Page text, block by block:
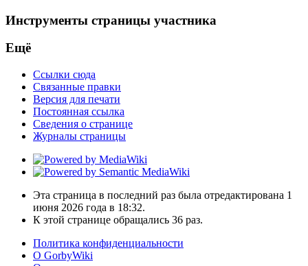
Инструменты страницы участника
Ещё
Ссылки сюда
Связанные правки
Версия для печати
Постоянная ссылка
Сведения о странице
Журналы страницы
Эта страница в последний раз была отредактирована 1
июня 2026 года в 18:32.
К этой странице обращались 36 раз.
Политика конфиденциальности
О GorbyWiki